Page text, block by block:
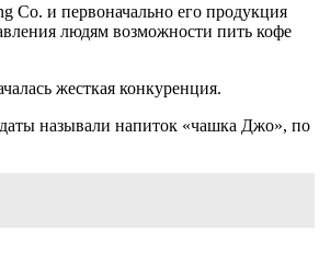
Co. и первоначально его продукция
людям возможности пить кофе
жесткая конкуренция.
называли напиток «чашка Джо», по